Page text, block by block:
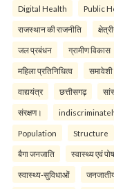
Digital Health Public
राजस्थान की राजनीति
जल प्रबंधन ग्रामीण विकास
महिला प्रतिनिधित्व
वाद्ययंत्र छत्तीसगढ़
संरक्षण।
Population Structure
बैगा जनजाति स्वास्थ्य एवं
स्वास्थ्य-सुविधाओं